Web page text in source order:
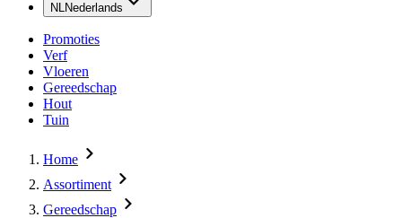
NLNederlands
Promoties
Verf
Vloeren
Gereedschap
Hout
Tuin
Home
Assortiment
Gereedschap